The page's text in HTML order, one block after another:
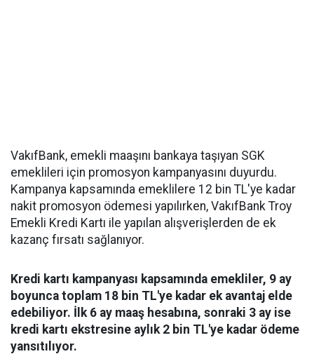
VakıfBank, emekli maaşını bankaya taşıyan SGK
emeklileri için promosyon kampanyasını duyurdu.
Kampanya kapsamında emeklilere 12 bin TL'ye kadar
nakit promosyon ödemesi yapılırken, VakıfBank Troy
Emekli Kredi Kartı ile yapılan alışverişlerden de ek
kazanç fırsatı sağlanıyor.
Kredi kartı kampanyası kapsamında emekliler, 9 ay
boyunca toplam 18 bin TL'ye kadar ek avantaj elde
edebiliyor. İlk 6 ay maaş hesabına, sonraki 3 ay ise
kredi kartı ekstresine aylık 2 bin TL'ye kadar ödeme
yansıtılıyor.